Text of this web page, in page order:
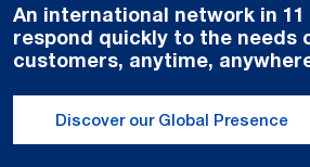
An international network in
respond quickly to the needs
customers, anytime,
Discover our Global Presence